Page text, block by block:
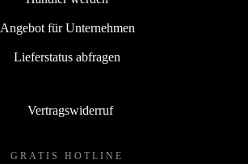
Angebot für Unternehmen
Lieferstatus abfragen
Vertragswiderruf
GRATIS HOTLINE